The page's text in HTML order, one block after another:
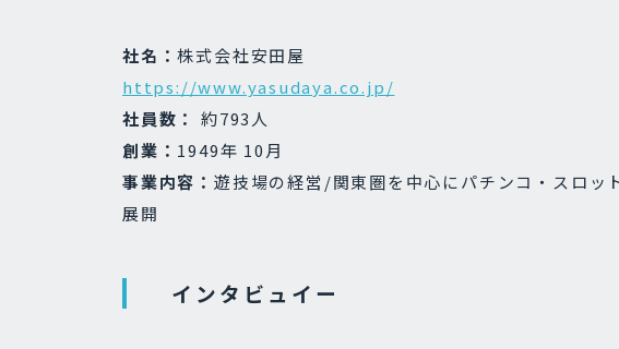
社名：株式会社安田屋
https://www.yasudaya.co.jp/
社員数：
約793人
創業： 1949年 10月
事業内容： 遊技場の経営/関東圏を中心にパチンコ・スロッ
展開
インタビュイー